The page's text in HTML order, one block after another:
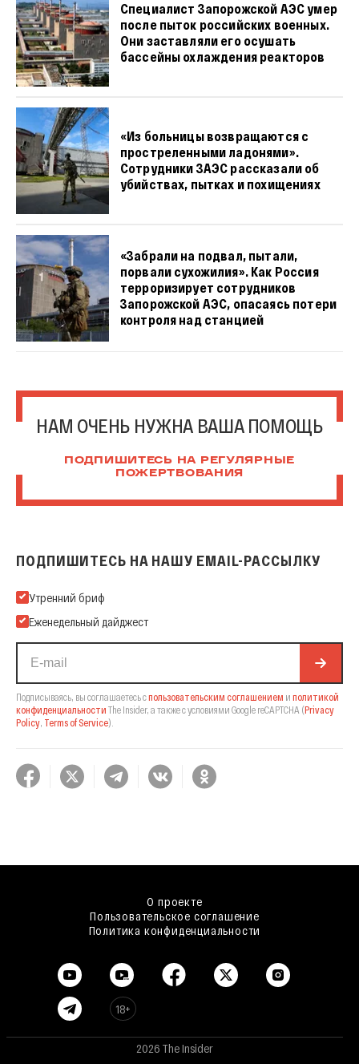
Специалист Запорожской АЭС умер
после пыток российских военных.
Они заставляли его осушать
бассейны охлаждения реакторов
«Из больницы возвращаются с
простреленными ладонями».
Сотрудники ЗАЭС рассказали об
убийствах, пытках и похищениях
«Забрали на подвал, пытали,
порвали сухожилия». Как Россия
терроризирует сотрудников
Запорожской АЭС, опасаясь потери
контроля над станцией
НАМ ОЧЕНЬ НУЖНА ВАША ПОМОЩЬ
ПОДПИШИТЕСЬ НА РЕГУЛЯРНЫЕ
ПОЖЕРТВОВАНИЯ
ПОДПИШИТЕСЬ НА НАШУ EMAIL-РАССЫЛКУ
Подпишитесь на нашу Email-рассылку
Утренний бриф
Еженедельный дайджест
Подписываясь, вы соглашаетесь спользовательским соглашением и политикой
конфиденциальности The Insider, а также с условиями Google reCAPTCHA (Privacy
Policy Terms of Service).
О проекте
Пользовательское соглашение
Политика конфиденциальности
18+
2026 The Insider